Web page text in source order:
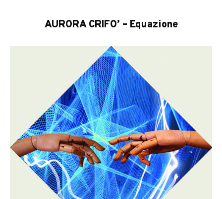
AURORA CRIFO’ – Equazione